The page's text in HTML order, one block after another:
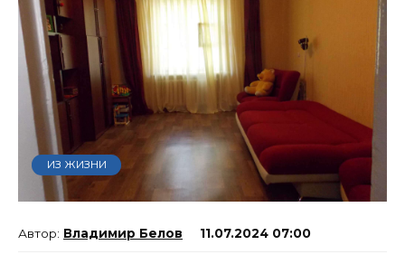
ИЗ ЖИЗНИ
Владимир Белов 11.07.2024 07:00